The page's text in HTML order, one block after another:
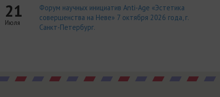
21
Июля
Форум научных инициатив Anti-Age «Эстетика
совершенства на Неве» 7 октября 2026 года, г.
Санкт-Петербург.